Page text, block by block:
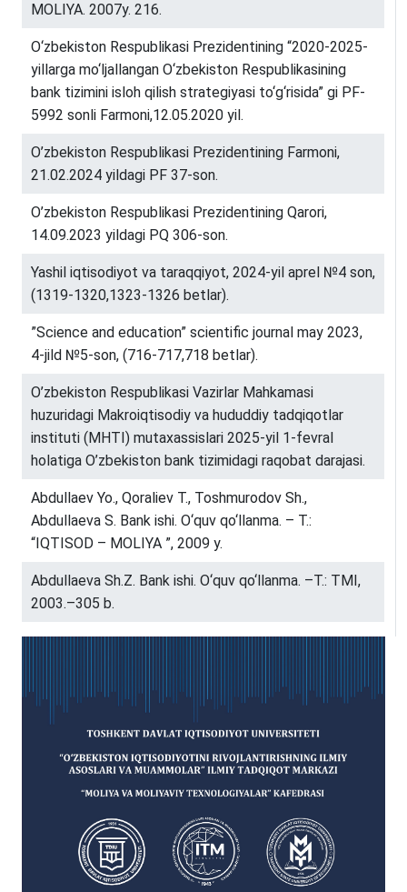
MOLIYA. 2007y. 216.
O‘zbekiston Respublikasi Prezidentining “2020-2025-
yillarga mo‘ljallangan O‘zbekiston Respublikasining
bank tizimini isloh qilish strategiyasi to‘g‘risida” gi PF-
5992 sonli Farmoni,12.05.2020 yil.
O’zbekiston Respublikasi Prezidentining Farmoni,
21.02.2024 yildagi PF 37-son.
O’zbekiston Respublikasi Prezidentining Qarori,
14.09.2023 yildagi PQ 306-son.
Yashil iqtisodiyot va taraqqiyot, 2024-yil aprel №4 son,
(1319-1320,1323-1326 betlar).
”Science and education” scientific journal may 2023,
4-jild №5-son, (716-717,718 betlar).
O’zbekiston Respublikasi Vazirlar Mahkamasi
huzuridagi Makroiqtisodiy va hududdiy tadqiqotlar
instituti (MHTI) mutaxassislari 2025-yil 1-fevral
holatiga O’zbekiston bank tizimidagi raqobat darajasi.
Abdullaev Yo., Qoraliev T., Toshmurodov Sh.,
Abdullaeva S. Bank ishi. O‘quv qo‘llanma. – T.:
“IQTISOD – MOLIYA ”, 2009 y.
Abdullaeva Sh.Z. Bank ishi. O‘quv qo‘llanma. –T.: TMI,
2003.–305 b.